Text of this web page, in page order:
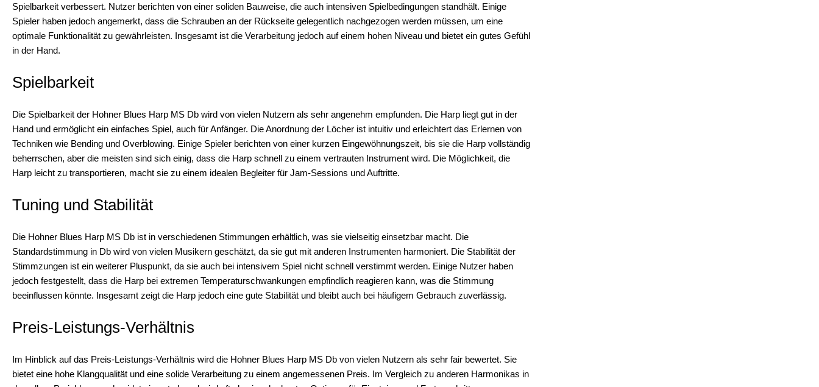
Spielbarkeit verbessert. Nutzer berichten von einer soliden Bauweise, die auch intensiven Spielbedingungen standhält. Einige
Spieler haben jedoch angemerkt, dass die Schrauben an der Rückseite gelegentlich nachgezogen werden müssen, um eine
optimale Funktionalität zu gewährleisten. Insgesamt ist die Verarbeitung jedoch auf einem hohen Niveau und bietet ein gutes Gefühl
in der Hand.
Spielbarkeit
Die Spielbarkeit der Hohner Blues Harp MS Db wird von vielen Nutzern als sehr angenehm empfunden. Die Harp liegt gut in der
Hand und ermöglicht ein einfaches Spiel, auch für Anfänger. Die Anordnung der Löcher ist intuitiv und erleichtert das Erlernen von
Techniken wie Bending und Overblowing. Einige Spieler berichten von einer kurzen Eingewöhnungszeit, bis sie die Harp vollständig
beherrschen, aber die meisten sind sich einig, dass die Harp schnell zu einem vertrauten Instrument wird. Die Möglichkeit, die
Harp leicht zu transportieren, macht sie zu einem idealen Begleiter für Jam-Sessions und Auftritte.
Tuning und Stabilität
Die Hohner Blues Harp MS Db ist in verschiedenen Stimmungen erhältlich, was sie vielseitig einsetzbar macht. Die
Standardstimmung in Db wird von vielen Musikern geschätzt, da sie gut mit anderen Instrumenten harmoniert. Die Stabilität der
Stimmzungen ist ein weiterer Pluspunkt, da sie auch bei intensivem Spiel nicht schnell verstimmt werden. Einige Nutzer haben
jedoch festgestellt, dass die Harp bei extremen Temperaturschwankungen empfindlich reagieren kann, was die Stimmung
beeinflussen könnte. Insgesamt zeigt die Harp jedoch eine gute Stabilität und bleibt auch bei häufigem Gebrauch zuverlässig.
Preis-Leistungs-Verhältnis
Im Hinblick auf das Preis-Leistungs-Verhältnis wird die Hohner Blues Harp MS Db von vielen Nutzern als sehr fair bewertet. Sie
bietet eine hohe Klangqualität und eine solide Verarbeitung zu einem angemessenen Preis. Im Vergleich zu anderen Harmonikas in